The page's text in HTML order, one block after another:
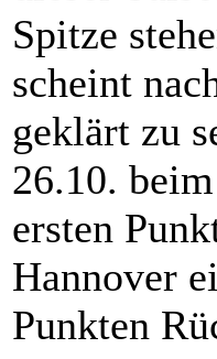
Spitze
scheint
geklärt zu
26.10.
ersten
Hannover
Punkten